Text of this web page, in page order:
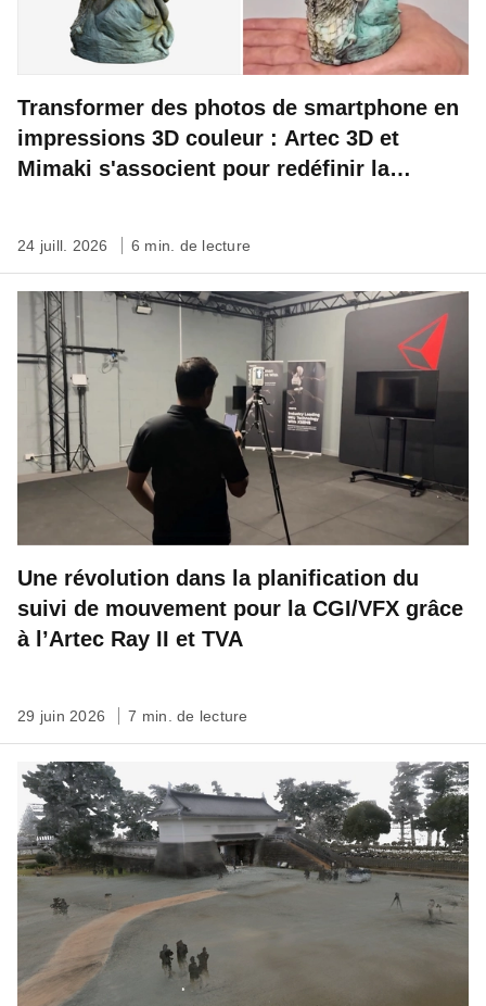
Transformer des photos de smartphone en
impressions 3D couleur : Artec 3D et
Mimaki s'associent pour redéfinir la
24 juill. 2026 6 min. de lecture
Une révolution dans la planification du
suivi de mouvement pour la CGI/VFX grâce
à l’Artec Ray II et TVA
29 juin 2026 7 min. de lecture